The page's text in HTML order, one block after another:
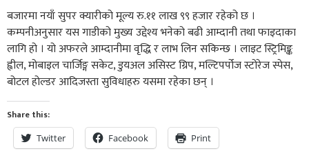
बजारमा नयाँ सुपर क्यारीको मूल्य रु.११ लाख ९९ हजार रहेको छ ।
कम्पनीअनुसार यस गाडीको मुख्य उद्देश्य भनेको बढी आम्दानी तथा फाइदाका
लागि हो । यो अफरले आम्दानीमा वृद्धि र लाभ लिन सकिन्छ । लाइट स्ट्रिमिङ्क
ह्वील, मोबाइल चार्जिङ्ग सकेट, डुयअल असिस्ट ग्रिप, मल्टिपर्पोज स्टोरेज स्पेस,
बोटल होल्डर आदिजस्ता सुविधाहरु यसमा रहेका छन् ।
Share this:
Twitter Facebook Print